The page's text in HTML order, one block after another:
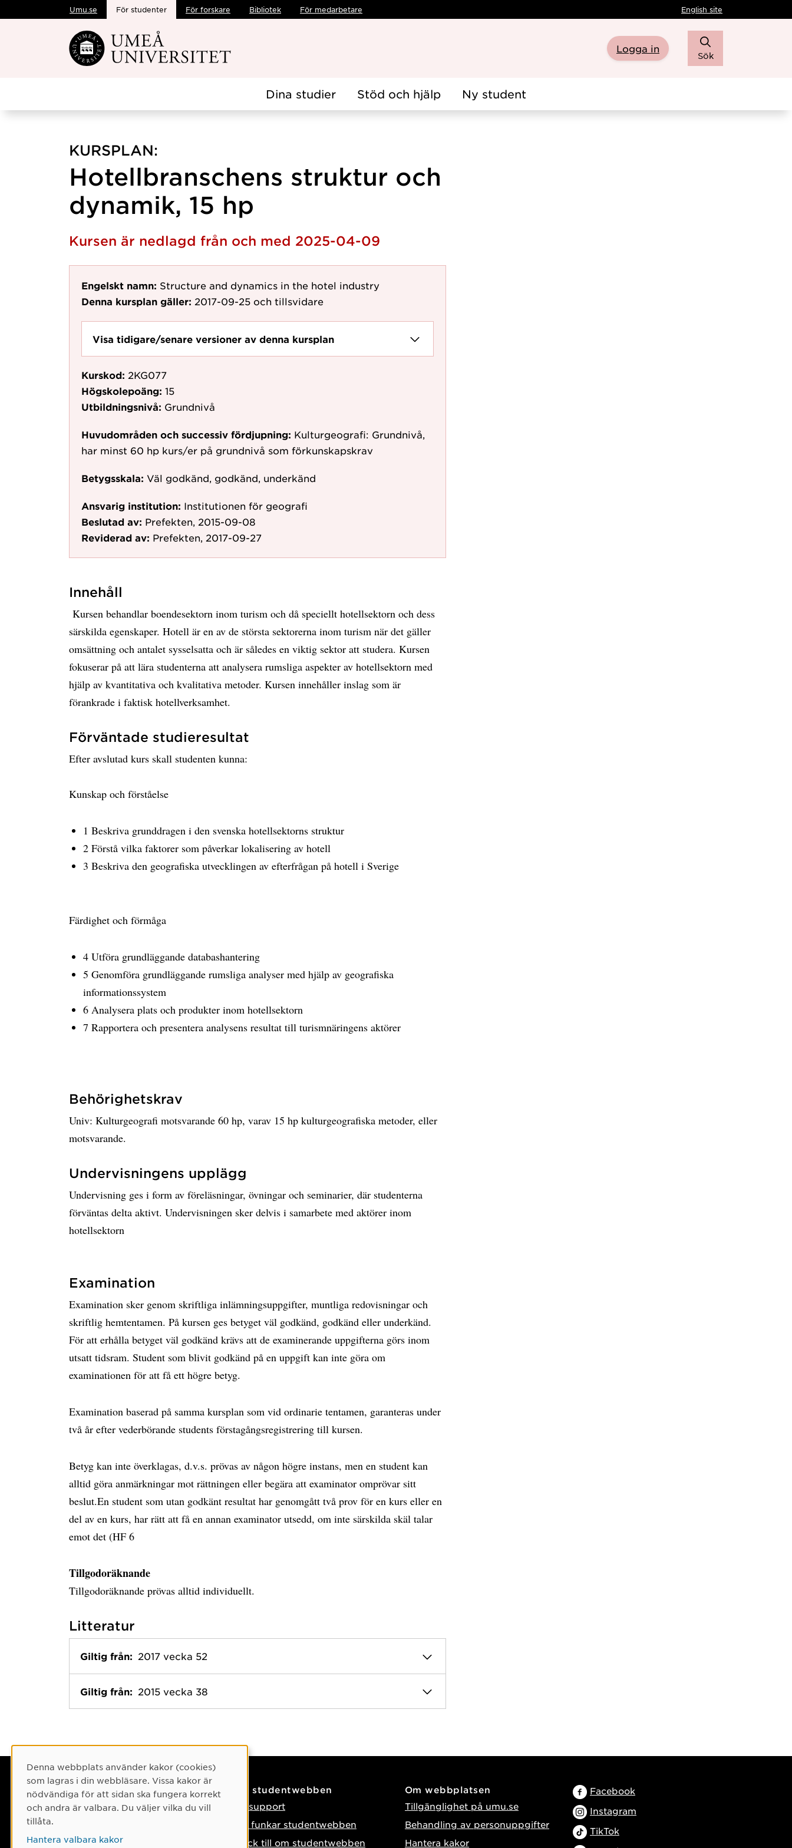
Hoppa direkt till innehållet
Umu.se För studenter För forskare Bibliotek För medarbetare English site
Logga in
Sök
Dina studier Stöd och hjälp Ny student
KURSPLAN:
Hotellbranschens struktur och
dynamik, 15 hp
Kursen är nedlagd från och med 2025-04-09
Engelskt namn: Structure and dynamics in the hotel industry
Denna kursplan gäller: 2017-09-25 och tillsvidare
Visa tidigare/senare versioner av denna kursplan
Kurskod: 2KG077
Högskolepoäng: 15
Utbildningsnivå: Grundnivå
Huvudområden och successiv fördjupning: Kulturgeografi: Grundnivå,
har minst 60 hp kurs/er på grundnivå som förkunskapskrav
Betygsskala: Väl godkänd, godkänd, underkänd
Ansvarig institution: Institutionen för geografi
Beslutad av: Prefekten, 2015-09-08
Reviderad av: Prefekten, 2017-09-27
Innehåll
Kursen behandlar boendesektorn inom turism och då speciellt hotellsektorn och dess
särskilda egenskaper. Hotell är en av de största sektorerna inom turism när det gäller
omsättning och antalet sysselsatta och är således en viktig sektor att studera. Kursen
fokuserar på att lära studenterna att analysera rumsliga aspekter av hotellsektorn med
hjälp av kvantitativa och kvalitativa metoder. Kursen innehåller inslag som är
förankrade i faktisk hotellverksamhet.
Förväntade studieresultat
Efter avslutad kurs skall studenten kunna:
Kunskap och förståelse
1 Beskriva grunddragen i den svenska hotellsektorns struktur
2 Förstå vilka faktorer som påverkar lokalisering av hotell
3 Beskriva den geografiska utvecklingen av efterfrågan på hotell i Sverige
Färdighet och förmåga
4 Utföra grundläggande databashantering
5 Genomföra grundläggande rumsliga analyser med hjälp av geografiska
informationssystem
6 Analysera plats och produkter inom hotellsektorn
7 Rapportera och presentera analysens resultat till turismnäringens aktörer
Behörighetskrav
Univ: Kulturgeografi motsvarande 60 hp, varav 15 hp kulturgeografiska metoder, eller
motsvarande.
Undervisningens upplägg
Undervisning ges i form av föreläsningar, övningar och seminarier, där studenterna
förväntas delta aktivt. Undervisningen sker delvis i samarbete med aktörer inom
hotellsektorn
Examination
Examination sker genom skriftliga inlämningsuppgifter, muntliga redovisningar och
skriftlig hemtentamen. På kursen ges betyget väl godkänd, godkänd eller underkänd.
För att erhålla betyget väl godkänd krävs att de examinerande uppgifterna görs inom
utsatt tidsram. Student som blivit godkänd på en uppgift kan inte göra om
examinationen för att få ett högre betyg.
Examination baserad på samma kursplan som vid ordinarie tentamen, garanteras under
två år efter vederbörande students förstagångsregistrering till kursen.
Betyg kan inte överklagas, d.v.s. prövas av någon högre instans, men en student kan
alltid göra anmärkningar mot rättningen eller begära att examinator omprövar sitt
beslut.En student som utan godkänt resultat har genomgått två prov för en kurs eller en
del av en kurs, har rätt att få en annan examinator utsedd, om inte särskilda skäl talar
emot det (HF 6
Tillgodoräknande
Tillgodoräknande prövas alltid individuellt.
Litteratur
Giltig från: 2017 vecka 52
Giltig från: 2015 vecka 38
Kontaktuppgifter
Kontakta oss
Hitta till oss
På studentwebben
IT-support
Så funkar studentwebben
Tyck till om studentwebben
Om webbplatsen
Tillgänglighet på umu.se
Behandling av personuppgifter
Hantera kakor
Facebook
Instagram
TikTok
Cookie-samtycke
Denna webbplats använder kakor (cookies)
som lagras i din webbläsare. Vissa kakor är
nödvändiga för att sidan ska fungera korrekt
och andra är valbara. Du väljer vilka du vill
tillåta.
Hantera valbara kakor